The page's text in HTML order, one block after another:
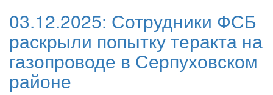
03.12.2025: Сотрудники ФСБ
раскрыли попытку теракта на
газопроводе в Серпуховском
районе